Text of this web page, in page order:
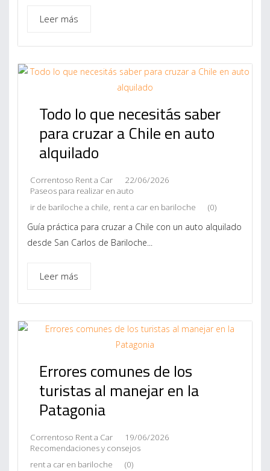
Leer más
Todo lo que necesitás saber
para cruzar a Chile en auto
alquilado
Correntoso Rent a Car
22/06/2026
Paseos para realizar en auto
ir de bariloche a chile, rent a car en bariloche (0)
Guía práctica para cruzar a Chile con un auto alquilado
desde San Carlos de Bariloche...
Leer más
Errores comunes de los
turistas al manejar en la
Patagonia
Correntoso Rent a Car
19/06/2026
Recomendaciones y consejos
rent a car en bariloche
(0)